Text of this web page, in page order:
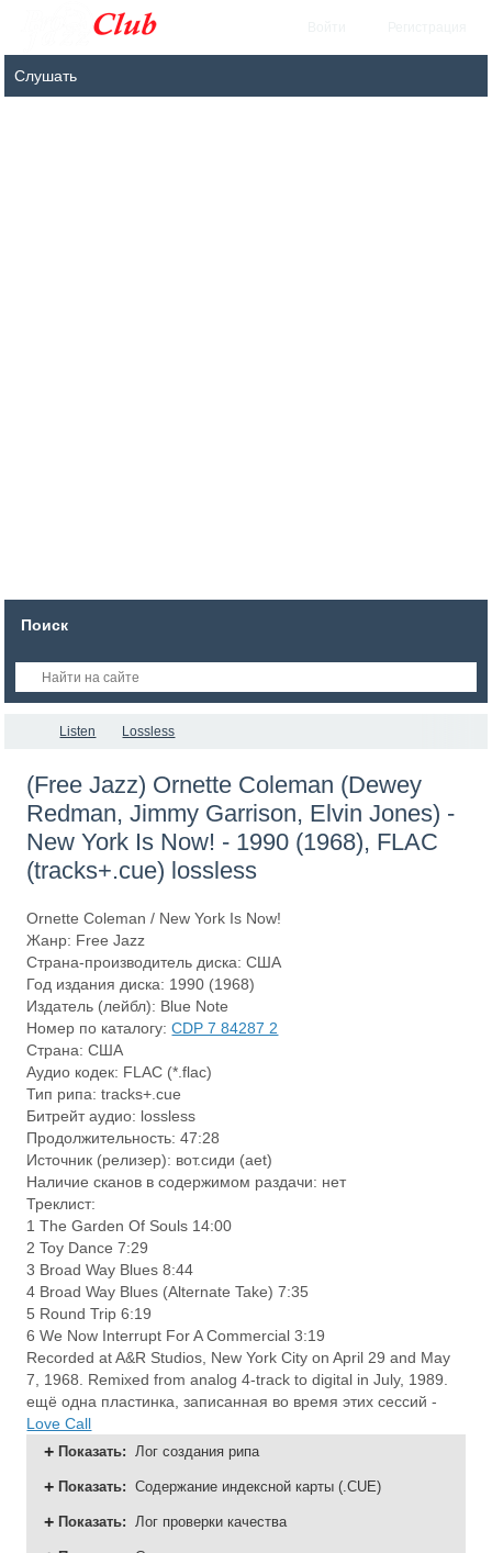
Поиск
Listen Lossless
(Free Jazz) Ornette Coleman (Dewey
Redman, Jimmy Garrison, Elvin Jones) -
New York Is Now! - 1990 (1968), FLAC
(tracks+.cue) lossless
Ornette Coleman / New York Is Now!
Жанр: Free Jazz
Страна-производитель диска: США
Год издания диска: 1990 (1968)
Издатель (лейбл): Blue Note
Номер по каталогу:CDP 7 84287 2
Страна: США
Аудио кодек: FLAC (*.flac)
Тип рипа: tracks+.cue
Битрейт аудио: lossless
Продолжительность: 47:28
Источник (релизер): вот.сиди (aet)
Наличие сканов в содержимом раздачи: нет
Треклист:
1 The Garden Of Souls 14:00
2 Toy Dance 7:29
3 Broad Way Blues 8:44
4 Broad Way Blues (Alternate Take) 7:35
5 Round Trip 6:19
6 We Now Interrupt For A Commercial 3:19
Recorded at A&R Studios, New York City on April 29 and May
7, 1968. Remixed from analog 4-track to digital in July, 1989.
ещё одна пластинка, записанная во время этих сессий -
Love Call
Показать: Лог создания рипа
Показать: Содержание индексной карты (.CUE)
Показать: Лог проверки качества